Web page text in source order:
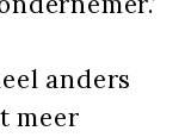
anders
meer